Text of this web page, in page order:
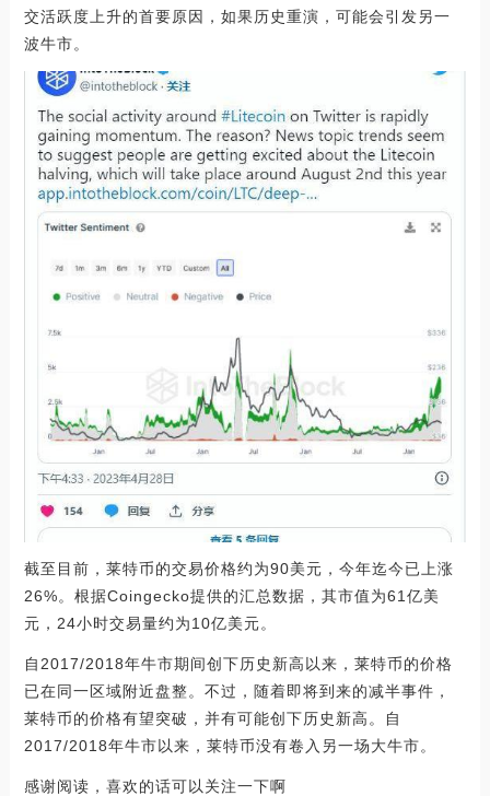
交活跃度上升的首要原因，如果历史重演，可能会引发另一
波牛市。
截至目前，莱特币的交易价格约为90美元，今年迄今已上涨
26%。根据Coingecko提供的汇总数据，其市值为61亿美
元，24小时交易量约为10亿美元。
自2017/2018年牛市期间创下历史新高以来，莱特币的价格
已在同一区域附近盘整。不过，随着即将到来的减半事件，
莱特币的价格有望突破，并有可能创下历史新高。自
2017/2018年牛市以来，莱特币没有卷入另一场大牛市。
感谢阅读，喜欢的话可以关注一下啊